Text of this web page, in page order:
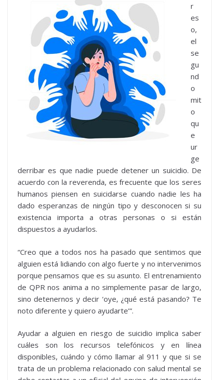
r
es
o,
el
se
gu
nd
o
mit
o
qu
e
ur
ge
derribar es que nadie puede detener un suicidio. De
acuerdo con la reverenda, es frecuente que los seres
humanos piensen en suicidarse cuando nadie les ha
dado esperanzas de ningún tipo y desconocen si su
existencia importa a otras personas o si están
dispuestos a ayudarlos.
“Creo que a todos nos ha pasado que sentimos que
alguien está lidiando con algo fuerte y no intervenimos
porque pensamos que es su asunto. El entrenamiento
de QPR nos anima a no simplemente pasar de largo,
sino detenernos y decir ‘oye, ¿qué está pasando? Te
noto diferente y quiero ayudarte’”.
Ayudar a alguien en riesgo de suicidio implica saber
cuáles son los recursos telefónicos y en línea
disponibles, cuándo y cómo llamar al 911 y que si se
trata de un problema relacionado con salud mental se